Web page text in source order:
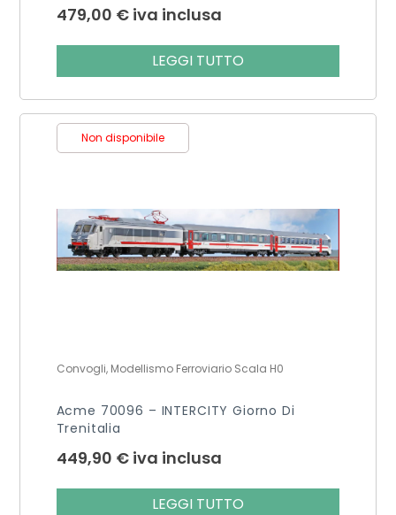
479,00 € iva inclusa
LEGGI TUTTO
Non disponibile
Convogli, Modellismo Ferroviario Scala H0
Acme 70096 – INTERCITY Giorno Di
Trenitalia
449,90 € iva inclusa
LEGGI TUTTO